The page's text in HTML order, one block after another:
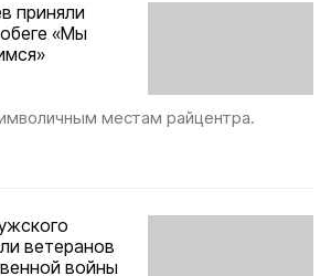
приняли
«Мы
местам райцентра.
ветеранов
войны